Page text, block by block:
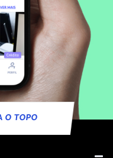
O TOPO